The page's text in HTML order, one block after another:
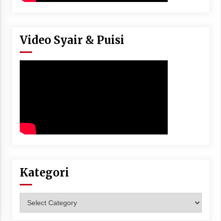
Video Syair & Puisi
Kategori